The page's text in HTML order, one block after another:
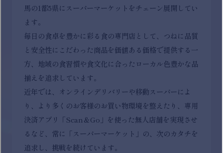
馬の1都5県にスーパーマーケットをチェーン展開してい
ます。
毎日の食卓を豊かに彩る食の専門店として、つねに品質
と安全性にこだわった商品を価値ある価格で提供する一
方、地域の食習慣や食文化に合ったローカル色豊かな品
揃えを追求しています。
近年では、オンラインデリバリーや移動スーパーによ
り、より多くのお客様のお買い物環境を整えたり、専用
決済アプリ「Scan＆Go」を使った無人店舗を実現させ
るなど、常に「スーパーマーケット」の、次のカタチを
追求し、挑戦を続けています。